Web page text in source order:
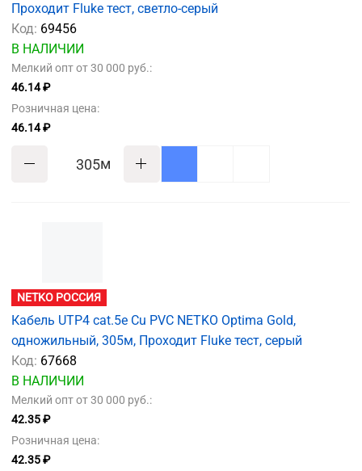
Проходит Fluke тест, светло-серый
Код: 69456
В НАЛИЧИИ
Мелкий опт от 30 000 руб.:
46.14 ₽
Розничная цена:
46.14 ₽
м
NETKO РОССИЯ
Кабель UTP4 cat.5е Cu PVC NETKO Optima Gold,
одножильный, 305м, Проходит Fluke тест, серый
Код: 67668
В НАЛИЧИИ
Мелкий опт от 30 000 руб.:
42.35 ₽
Розничная цена:
42.35 ₽